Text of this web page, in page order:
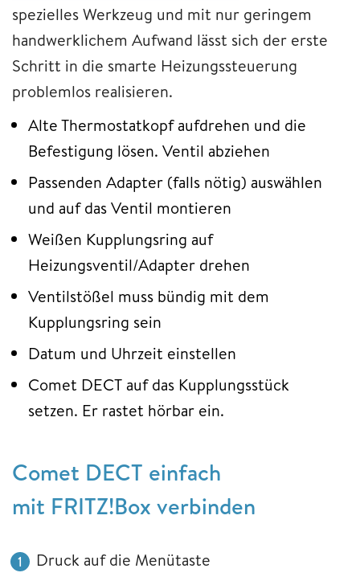
spezielles Werkzeug und mit nur geringem
handwerklichem Aufwand lässt sich der erste
Schritt in die smarte Heizungssteuerung
problemlos realisieren.
Alte Thermostatkopf aufdrehen und die
Befestigung lösen. Ventil abziehen
Passenden Adapter (falls nötig) auswählen
und auf das Ventil montieren
Weißen Kupplungsring auf
Heizungsventil/Adapter drehen
Ventilstößel muss bündig mit dem
Kupplungsring sein
Datum und Uhrzeit einstellen
Comet DECT auf das Kupplungsstück
setzen. Er rastet hörbar ein.
Comet DECT einfach
mit FRITZ!Box verbinden
Druck auf die Menütaste